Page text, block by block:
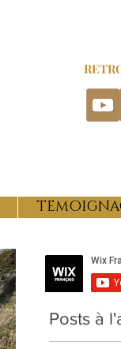
Posts à